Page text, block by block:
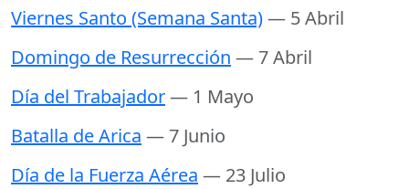
Viernes Santo (Semana Santa)— 5 Abril
Domingo de Resurrección — 7 Abril
Día del Trabajador— 1 Mayo
Batalla de Arica — 7 Junio
Día de la Fuerza Aérea — 23 Julio